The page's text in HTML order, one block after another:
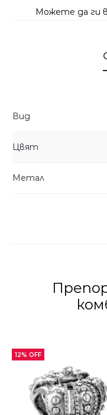
Можете да ги
Вид
Цвят
Метал
12% OFF